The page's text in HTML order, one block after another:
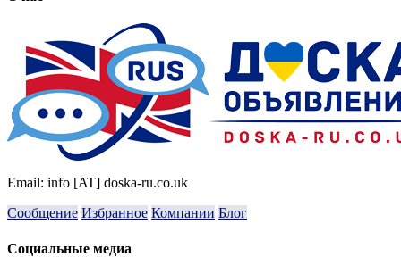
Email: info [AT] doska-ru.co.uk
Сообщение Избранное Компании Блог
Социальные медиа